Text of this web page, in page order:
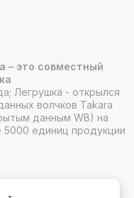
– это совместный
Легрушка - открылся
волчков Takara
данным WB) на
5000 единиц продукции